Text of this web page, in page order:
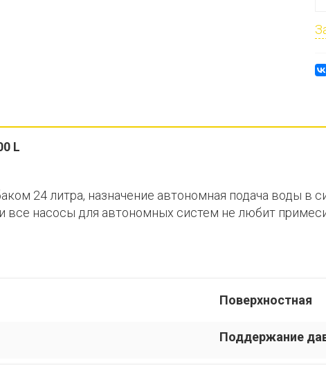
L
24 литра, назначение автономная подача воды
насосы для автономных систем не любит
Поверхностная
Поддержание